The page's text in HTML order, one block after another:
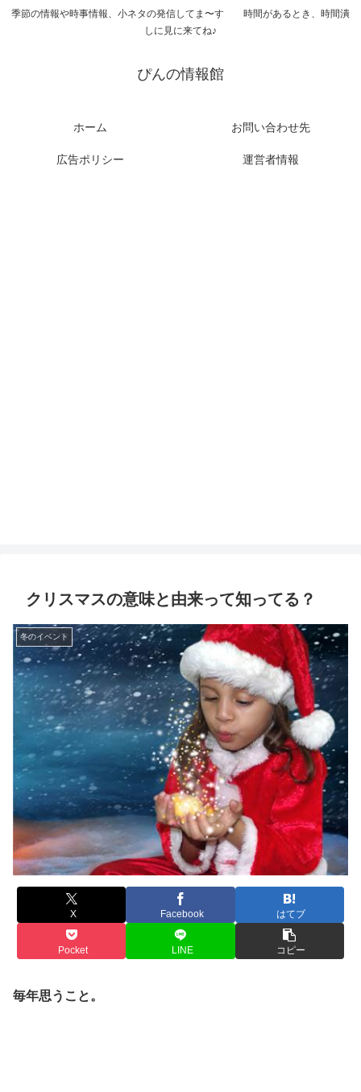
季節の情報や時事情報、小ネタの発信してま〜す 時間があるとき、時間潰
しに見に来てね♪
ぴんの情報館
ホーム お問い合わせ先
広告ポリシー 運営者情報
クリスマスの意味と由来って知ってる？
冬のイベント
X Facebook はてブ
Pocket LINE コピー
毎年思うこと。